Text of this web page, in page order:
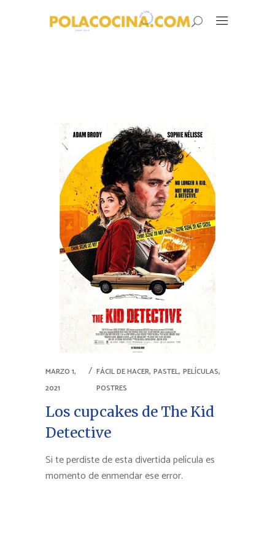
MARZO 1,
2021
FÁCIL DE HACER,PASTEL,PELÍCULAS,
POSTRES
Los cupcakes de The Kid
Detective
Si te perdiste de esta divertida película es
momento de enmendar ese error.